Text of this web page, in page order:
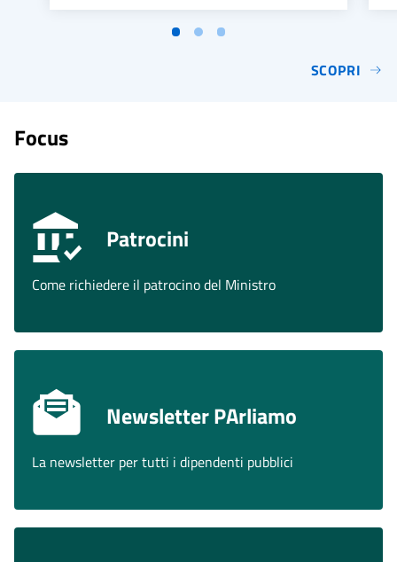
SCOPRI
Focus
Patrocini
Come richiedere il patrocino del Ministro
Newsletter PArliamo
La newsletter per tutti i dipendenti pubblici